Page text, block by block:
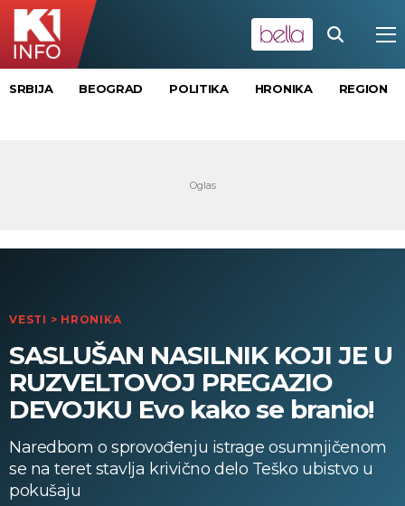
SRBIJA BEOGRAD POLITIKA HRONIKA REGION
VESTI > HRONIKA
SASLUŠAN NASILNIK KOJI JE U
RUZVELTOVOJ PREGAZIO
DEVOJKU Evo kako se branio!
Naredbom o sprovođenju istrage osumnjičenom
se na teret stavlja krivično delo Teško ubistvo u
pokušaju